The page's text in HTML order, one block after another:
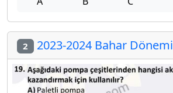
2 2023-2024 Bahar Dönemi